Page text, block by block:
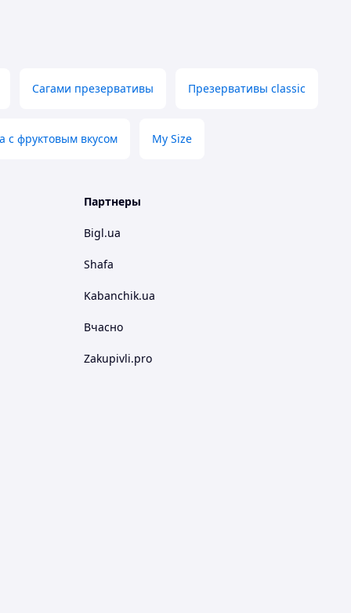
Сагами презервативы Презервативы classic
с фруктовым вкусом My Size
Партнеры
Bigl.ua
Shafa
Kabanchik.ua
Вчасно
Zakupivli.pro